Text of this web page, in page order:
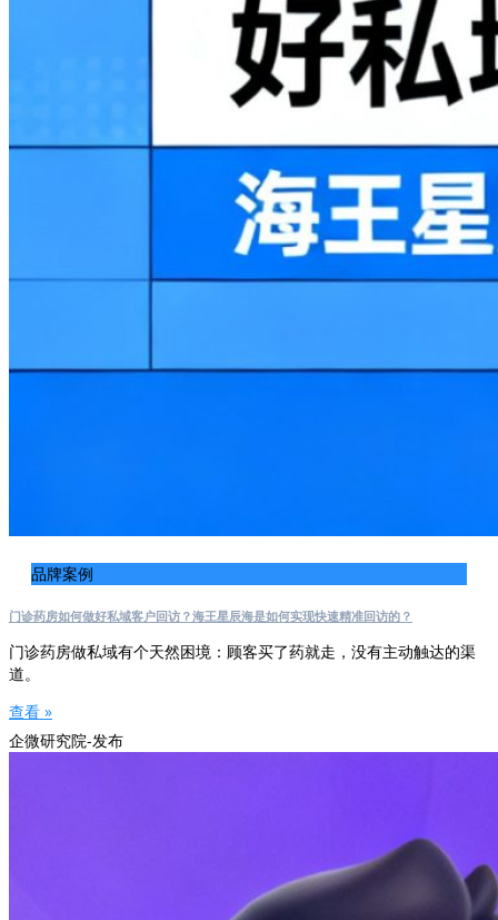
品牌案例
门诊药房如何做好私域客户回访？海王星辰海是如何实现快速精准回访的？
门诊药房做私域有个天然困境：顾客买了药就走，没有主动触达的渠
道。
查看 »
企微研究院-发布